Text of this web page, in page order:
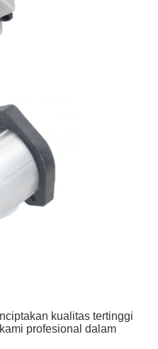
kualitas tertinggi
profesional dalam